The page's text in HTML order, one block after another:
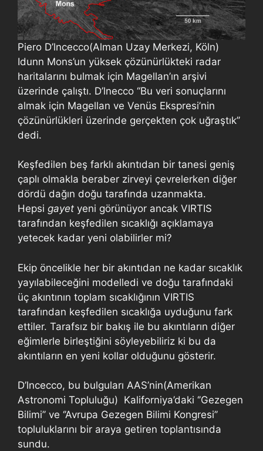
Piero D’lncecco(Alman Uzay Merkezi, Köln)
Idunn Mons’un yüksek çözünürlükteki radar
haritalarını bulmak için Magellan’ın arşivi
üzerinde çalıştı. D’lnecco ‘‘Bu veri sonuçlarını
almak için Magellan ve Venüs Ekspresi’nin
çözünürlükleri üzerinde gerçekten çok uğraştık’’
dedi.
Keşfedilen beş farklı akıntıdan bir tanesi geniş
çaplı olmakla beraber zirveyi çevrelerken diğer
dördü dağın doğu tarafında uzanmakta.
Hepsi gayet yeni görünüyor ancak VIRTIS
tarafından keşfedilen sıcaklığı açıklamaya
yetecek kadar yeni olabilirler mi?
Ekip öncelikle her bir akıntıdan ne kadar sıcaklık
yayılabileceğini modelledi ve doğu tarafındaki
üç akıntının toplam sıcaklığının VIRTIS
tarafından keşfedilen sıcaklığa uyduğunu fark
ettiler. Tarafsız bir bakış ile bu akıntıların diğer
eğimlerle birleştiğini söyleyebiliriz ki bu da
akıntıların en yeni kollar olduğunu gösterir.
D’lncecco, bu bulguları AAS’nin(Amerikan
Astronomi Topluluğu) Kaliforniya’daki ‘’Gezegen
Bilimi’’ ve ‘’Avrupa Gezegen Bilimi Kongresi’’
topluluklarını bir araya getiren toplantısında
sundu.